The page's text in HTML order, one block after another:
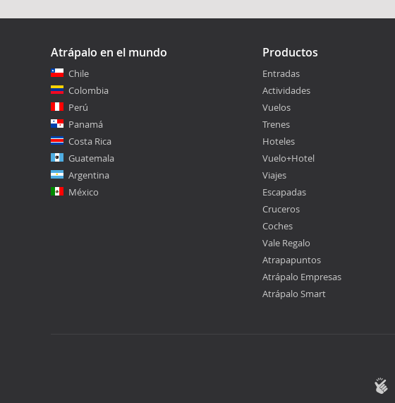
Atrápalo en el mundo
Chile
Colombia
Perú
Panamá
Costa Rica
Guatemala
Argentina
México
Productos
Entradas
Actividades
Vuelos
Trenes
Hoteles
Vuelo+Hotel
Viajes
Escapadas
Cruceros
Coches
Vale Regalo
Atrapapuntos
Atrápalo Empresas
Atrápalo Smart